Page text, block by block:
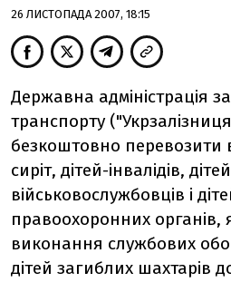
26 ЛИСТОПАДА 2007, 18:15
Державна адміністрація
транспорту
безкоштовно перевозити
сиріт, дітей-інвалідів, дітей
військовослужбовців і
правоохоронних органів,
виконання службових
дітей загиблих шахтарів